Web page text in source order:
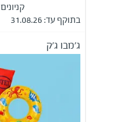
בתוקף עד: 31.08.26
ג'מבו ג'ק